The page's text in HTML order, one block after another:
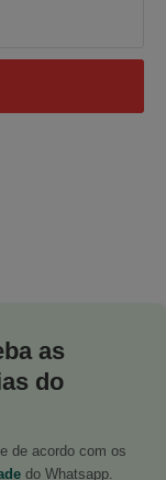
as
do
de acordo com os
do Whatsapp.